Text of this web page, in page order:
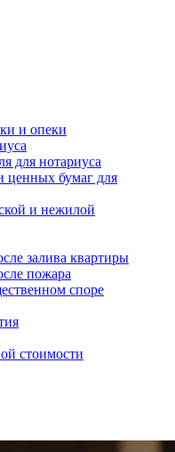
и опеки
для нотариуса
ценных бумаг для
и нежилой
залива квартиры
пожара
споре
стоимости